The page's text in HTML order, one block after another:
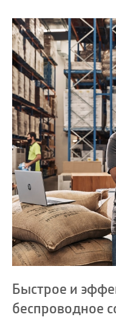
Быстрое и
беспроводное